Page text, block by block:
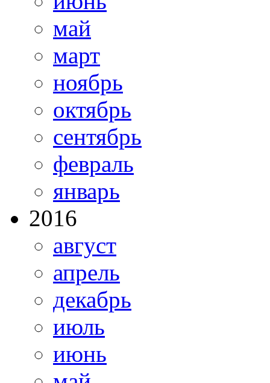
май
март
ноябрь
октябрь
сентябрь
февраль
январь
2016
август
апрель
декабрь
июль
июнь